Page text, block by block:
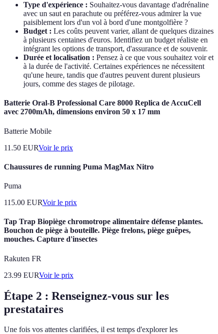
Type d'expérience : Souhaitez-vous davantage d'adrénaline
avec un saut en parachute ou préférez-vous admirer la vue
paisiblement lors d'un vol à bord d'une montgolfière ?
Budget : Les coûts peuvent varier, allant de quelques dizaines
à plusieurs centaines d'euros. Identifiez un budget réaliste en
intégrant les options de transport, d'assurance et de souvenir.
Durée et localisation : Pensez à ce que vous souhaitez voir et
à la durée de l'activité. Certaines expériences ne nécessitent
qu'une heure, tandis que d'autres peuvent durent plusieurs
jours, comme des stages de pilotage.
Batterie Oral-B Professional Care 8000 Replica de AccuCell
avec 2700mAh, dimensions environ 50 x 17 mm
Batterie Mobile
11.50 EURVoir le prix
Chaussures de running Puma MagMax Nitro
Puma
115.00 EURVoir le prix
Tap Trap Biopiège chromotrope alimentaire défense plantes.
Bouchon de piège à bouteille. Piège frelons, piège guêpes,
mouches. Capture d'insectes
Rakuten FR
23.99 EURVoir le prix
Étape 2 : Renseignez-vous sur les
prestataires
Une fois vos attentes clarifiées, il est temps d'explorer les